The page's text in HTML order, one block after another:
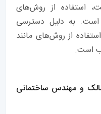
استفاده از روش‌های
به دلیل دسترسی
از روش‌های مانند
است.
و مهندس ساختمانی